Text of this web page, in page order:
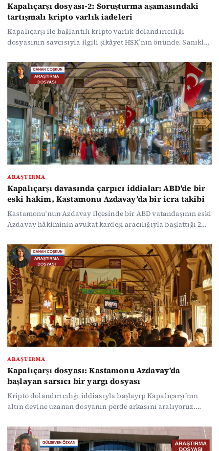
Kapalıçarşı dosyası-2: Soruşturma aşamasındaki
tartışmalı kripto varlık iadeleri
Kapalıçarşı ile bağlantılı kripto varlık dolandırıcılığı
dosyasının savcısıyla ilgili şikâyet HSK’nın önünde. Sanıklar
savcı ile ilgili, Cumhurbaşkanı’nın eski avukatlarından
birinin kendisini sürdürmeye çalıştığına dair iddialar
kulislere yansıdı.
ARAŞTIRMA
Kapalıçarşı davasında çarpıcı iddialar: ABD'de bir
eski hakim, Kastamonu Azdavay’da bir icra takibi
Kastamonu'nun Azdavay ilçesinde bir ABD vatandaşının eski
Azdavay hâkiminin avukat kardeşi aracılığıyla başlattığı 2
davasının ve yargı içindeki nüfuz tartışmalarının fitilini
ateşledi. Azdavay’dan başkente taşınan ve bir ucu
Kapalıçarşı’ya çıkan dosyada sanık avukatlarının HSK'ya
yaptıkları şikâyetteki çarpıcı iddialar ve muhatapların bu
iddialara yanıtları beraberinde pek çok soru işareti getiren
bir yargılama sürecine işaret ediyor.
ARAŞTIRMA
Kapalıçarşı dosyası: Kastamonu Azdavay’da
başlayan sarsıcı bir yargı dosyası
Kripto dolandırıcılığı iddiasıyla başlayıp Kapalıçarşı’nın
altın devine uzanan dosyanın perde arkasını aralıyoruz.
dosyadaki bağlantılarına, milyon dolarlık cüzdan
iadelerinden iptal edilen rafineri iznine kadar davanın tüm